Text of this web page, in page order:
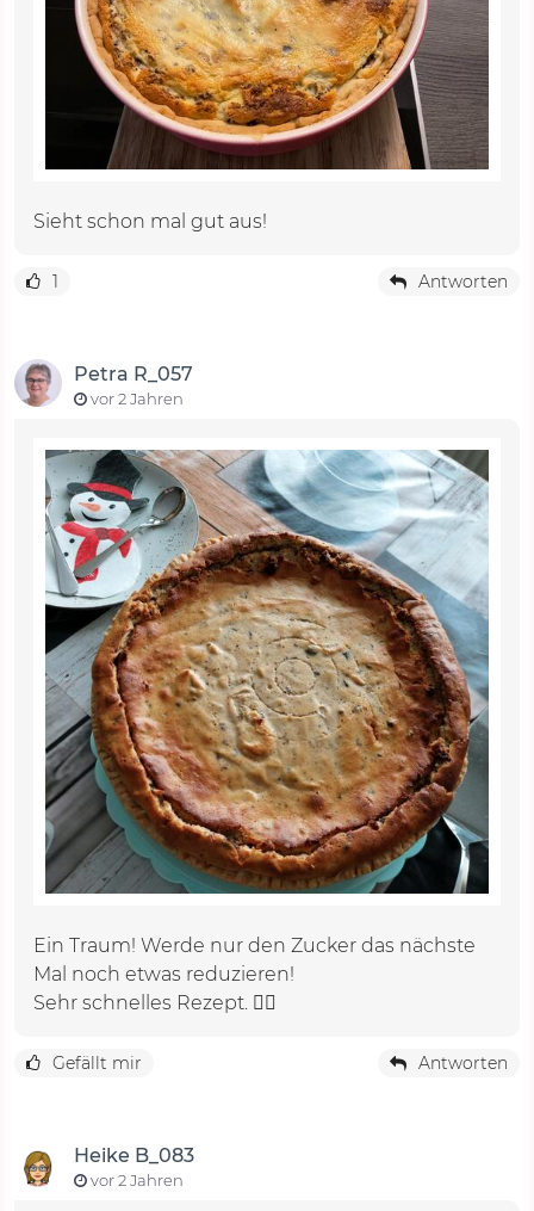
Sieht schon mal gut aus!
1 Antworten
Petra R_057
vor 2 Jahren
Ein Traum! Werde nur den Zucker das nächste
Mal noch etwas reduzieren!
Sehr schnelles Rezept. 👌🏻
Gefällt mir Antworten
Heike B_083
vor 2 Jahren